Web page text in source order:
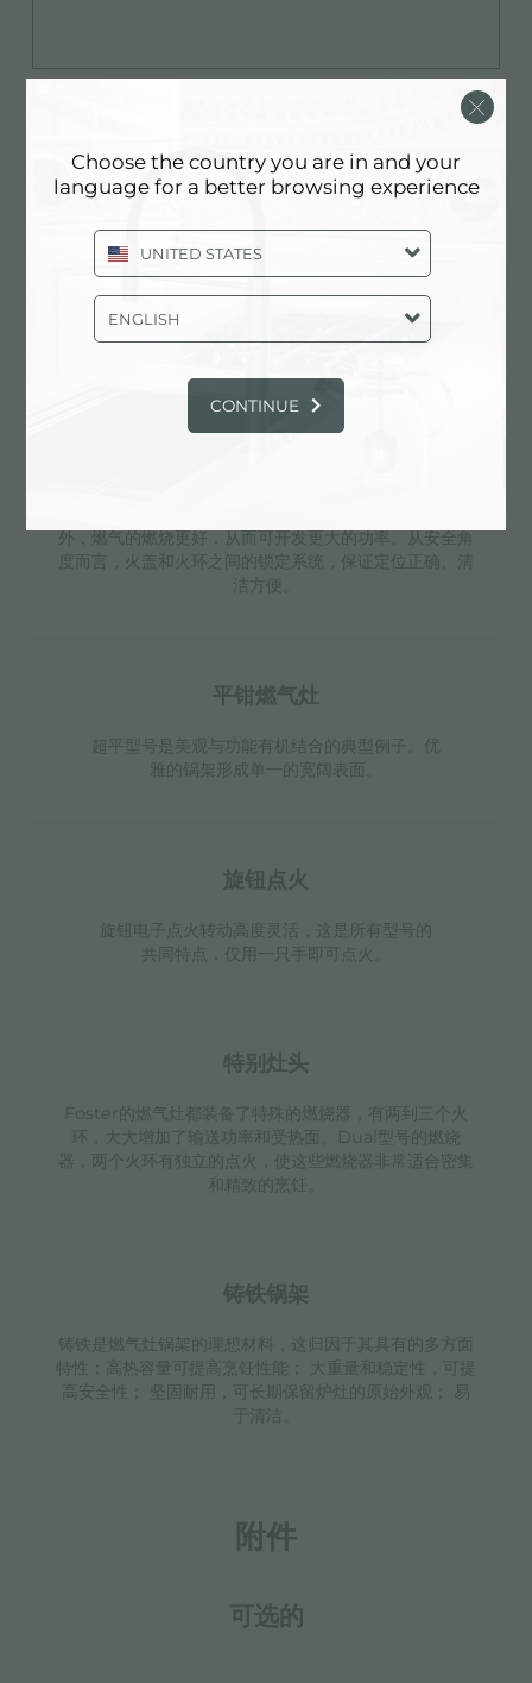
特点
烹饪安全
所有的Foster®燃气灶均配备安全阀，如果火焰意
外熄灭，可在极快时间内中断燃气的供应。
iii 系列灶头
外，燃气的燃烧更好，从而可开发更大的功率。从安全角
度而言，火盖和火环之间的锁定系统，保证定位正确、清
洁方便。
平钳燃气灶
超平型号是美观与功能有机结合的典型例子。优
雅的锅架形成单一的宽阔表面。
旋钮点火
旋钮电子点火转动高度灵活，这是所有型号的
共同特点，仅用一只手即可点火。
特别灶头
Foster的燃气灶都装备了特殊的燃烧器，有两到三个火
环，大大增加了输送功率和受热面。Dual型号的燃烧
器，两个火环有独立的点火，使这些燃烧器非常适合密集
和精致的烹饪。
铸铁锅架
铸铁是燃气灶锅架的理想材料，这归因于其具有的多方面
特性：高热容量可提高烹饪性能； 大重量和稳定性，可提
高安全性； 坚固耐用，可长期保留炉灶的原始外观； 易
于清洁。
附件
可选的
Choose the country you are in and your
language for a better browsing experience
UNITED STATES
ENGLISH
CONTINUE